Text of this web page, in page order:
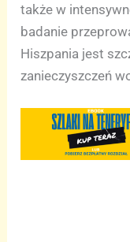
także w
badanie
Hiszpania jest
zanieczyszczeń